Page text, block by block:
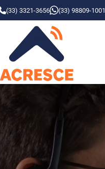
(33) 3321-3656 (33) 98809-1001